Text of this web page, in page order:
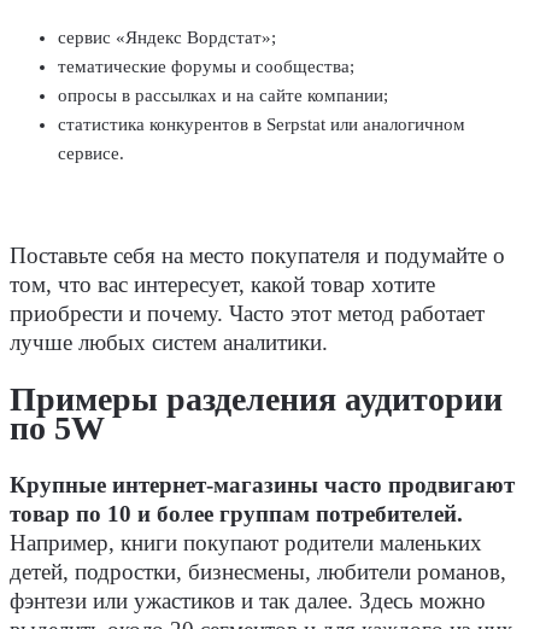
сервис «Яндекс Вордстат»;
тематические форумы и сообщества;
опросы в рассылках и на сайте компании;
статистика конкурентов в Serpstat или аналогичном
сервисе.
Поставьте себя на место покупателя и подумайте о
том, что вас интересует, какой товар хотите
приобрести и почему. Часто этот метод работает
лучше любых систем аналитики.
Примеры разделения аудитории
по 5W
Крупные интернет-магазины часто продвигают
товар по 10 и более группам потребителей.
Например, книги покупают родители маленьких
детей, подростки, бизнесмены, любители романов,
фэнтези или ужастиков и так далее. Здесь можно